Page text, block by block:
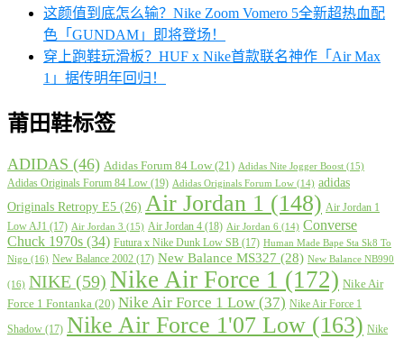
这颜值到底怎么输？Nike Zoom Vomero 5全新超热血配
色「GUNDAM」即将登场！
穿上跑鞋玩滑板？HUF x Nike首款联名神作「Air Max
1」据传明年回归！
莆田鞋标签
ADIDAS (46) Adidas Forum 84 Low (21) Adidas Nite Jogger Boost (15)
Adidas Originals Forum 84 Low (19) Adidas Originals Forum Low (14) adidas
Originals Retropy E5 (26) Air Jordan 1 (148) Air Jordan 1
Low AJ1 (17) Air Jordan 3 (15) Air Jordan 4 (18) Air Jordan 6 (14) Converse
Chuck 1970s (34) Futura x Nike Dunk Low SB (17) Human Made Bape Sta Sk8 To
Nigo (16) New Balance 2002 (17) New Balance MS327 (28) New Balance NB990
(16) NIKE (59) Nike Air Force 1 (172) Nike Air
Force 1 Fontanka (20) Nike Air Force 1 Low (37) Nike Air Force 1
Shadow (17) Nike Air Force 1'07 Low (163) Nike